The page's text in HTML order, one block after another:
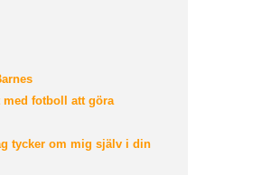
med fotboll att göra
tycker om mig själv i din